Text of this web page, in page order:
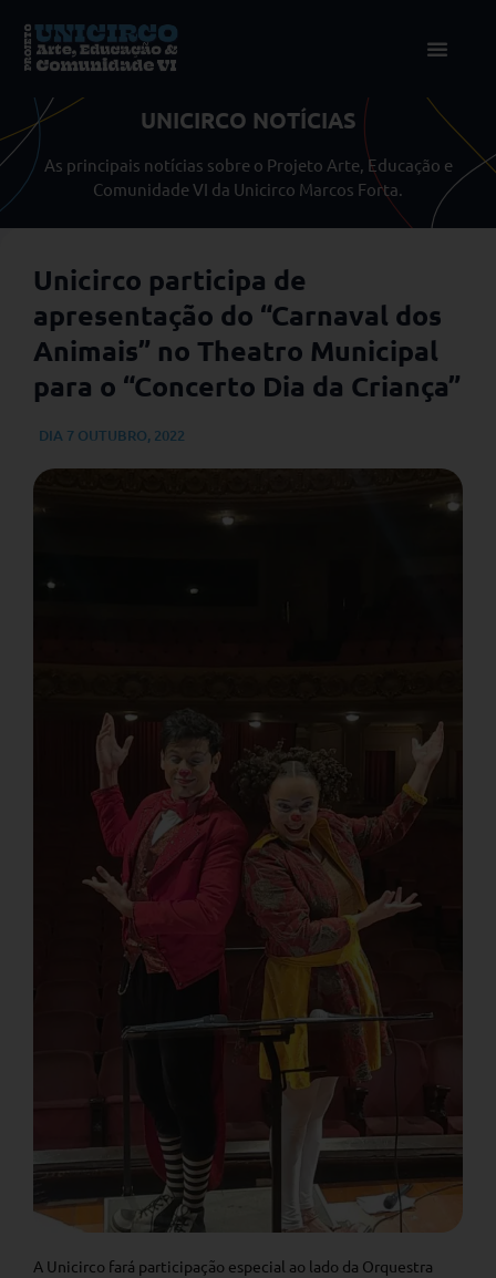
UNICIRCO NOTÍCIAS
As principais notícias sobre o Projeto Arte, Educação e
Comunidade VI da Unicirco Marcos Forta.
Unicirco participa de
apresentação do “Carnaval dos
Animais” no Theatro Municipal
para o “Concerto Dia da Criança”
DIA 7 OUTUBRO, 2022
A Unicirco fará participação especial ao lado da Orquestra